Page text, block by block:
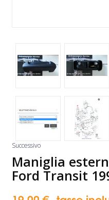
Successivo
Maniglia
Ford Transit